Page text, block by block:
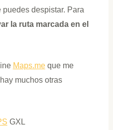
despistar. Para
la ruta marcada en el
Maps.meque me
muchos otras
GXL